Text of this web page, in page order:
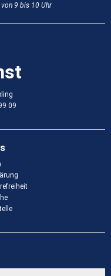
9 bis 10 Uhr
09